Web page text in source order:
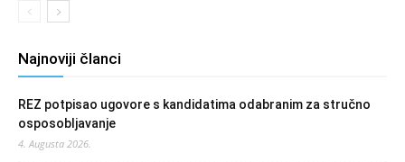
Najnoviji članci
REZ potpisao ugovore s kandidatima odabranim za stručno
osposobljavanje
4. Augusta 2026.